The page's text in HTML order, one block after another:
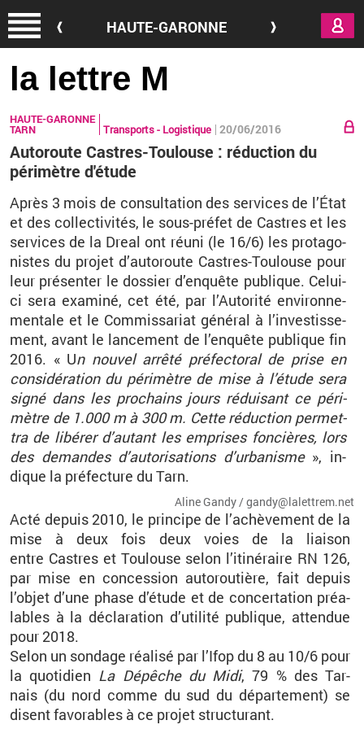
HAUTE-GARONNE
la lettre M
HAUTE-GARONNE
TARN Transports - Logistique 20/06/2016
Autoroute Castres-Toulouse : réduction du
périmètre d'étude
Après 3 mois de consul­ta­tion des ser­vices de l’État
et des col­lec­ti­vi­tés, le sous-pré­fet de Castres et les
ser­vices de la Dreal ont réuni (le 16/6) les pro­ta­go­
nistes du pro­jet d’au­to­route Castres-Tou­louse pour
leur pré­sen­ter le dos­sier d’en­quête pu­blique. Ce­lui-
ci sera exa­miné, cet été, par l’Au­to­rité en­vi­ron­ne­
men­tale et le Com­mis­sa­riat gé­né­ral à l’in­ves­tis­se­
ment, avant le lan­ce­ment de l’en­quête pu­blique fin
2016. « Un nou­vel ar­rêté pré­fec­to­ral de prise en
consi­dé­ra­tion du pé­ri­mètre de mise à l’étude sera
signé dans les pro­chains jours ré­dui­sant ce pé­ri­
mètre de 1.000 m à 300 m. Cette ré­duc­tion per­met­
tra de li­bé­rer d’au­tant les em­prises fon­cières, lors
des de­mandes d’au­to­ri­sa­tions d’ur­ba­nisme», in­
dique la pré­fec­ture du Tarn.
Aline Gandy / gan­dy@​la­let­trem.​net
Acté de­puis 2010, le prin­cipe de l’achè­ve­ment de la
mise à deux fois deux voies de la liai­son
entre Castres et Tou­louse selon l’iti­né­raire RN 126,
par mise en conces­sion au­to­rou­tière, fait de­puis
l’ob­jet d’une phase d’étude et de concer­ta­tion préa­
lables à la dé­cla­ra­tion d’uti­lité pu­blique, at­ten­due
pour 2018.
Selon un son­dage réa­lisé par l’Ifop du 8 au 10/6 pour
la quo­ti­dien La Dé­pêche du Midi, 79 % des Tar­
nais (du nord comme du sud du dé­par­te­ment) se
disent fa­vo­rables à ce pro­jet struc­tu­rant.